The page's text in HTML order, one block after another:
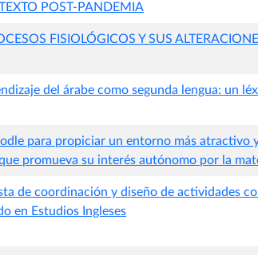
POST-PANDEMIA
FISIOLÓGICOS Y SUS
del árabe como segunda lengua: un
para propiciar un entorno más atractivo
promueva su interés autónomo por la
de coordinación y diseño de actividades
en Estudios Ingleses